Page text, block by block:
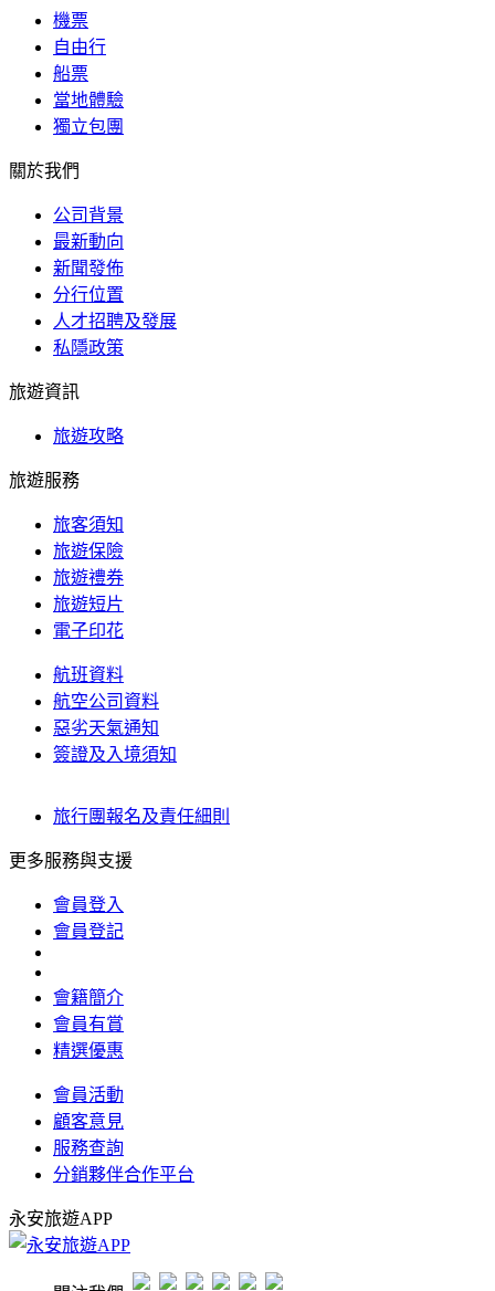
機票
自由行
船票
當地體驗
獨立包團
關於我們
公司背景
最新動向
新聞發佈
分行位置
人才招聘及發展
私隱政策
旅遊資訊
旅遊攻略
旅遊服務
旅客須知
旅遊保險
旅遊禮券
旅遊短片
電子印花
航班資料
航空公司資料
惡劣天氣通知
簽證及入境須知
旅行團報名及責任細則
更多服務與支援
會員登入
會員登記
會籍簡介
會員有賞
精選優惠
會員活動
顧客意見
服務查詢
分銷夥伴合作平台
永安旅遊APP